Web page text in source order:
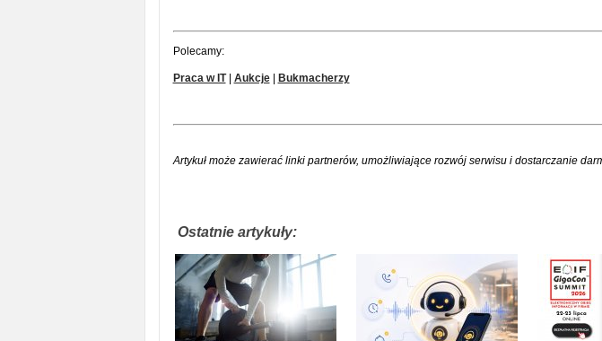
Polecamy:
Praca w IT| Aukcje| Bukmacherzy
Artykuł może zawierać linki partnerów, umożliwiające rozwój serwisu i dostarczanie
Ostatnie artykuły: